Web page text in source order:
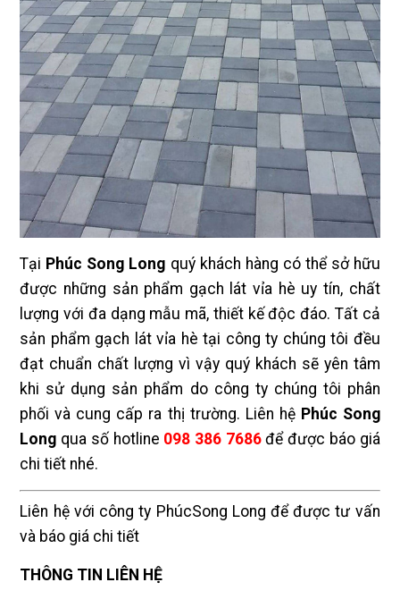
Tại Phúc Song Long quý khách hàng có thể sở hữu
được những sản phẩm gạch lát vỉa hè uy tín, chất
lượng với đa dạng mẫu mã, thiết kế độc đáo. Tất cả
sản phẩm gạch lát vỉa hè tại công ty chúng tôi đều
đạt chuẩn chất lượng vì vậy quý khách sẽ yên tâm
khi sử dụng sản phẩm do công ty chúng tôi phân
phối và cung cấp ra thị trường. Liên hệ Phúc Song
Long qua số hotline 098 386 7686 để được báo giá
chi tiết nhé.
Liên hệ với công ty PhúcSong Long để được tư vấn
và báo giá chi tiết
THÔNG TIN LIÊN HỆ